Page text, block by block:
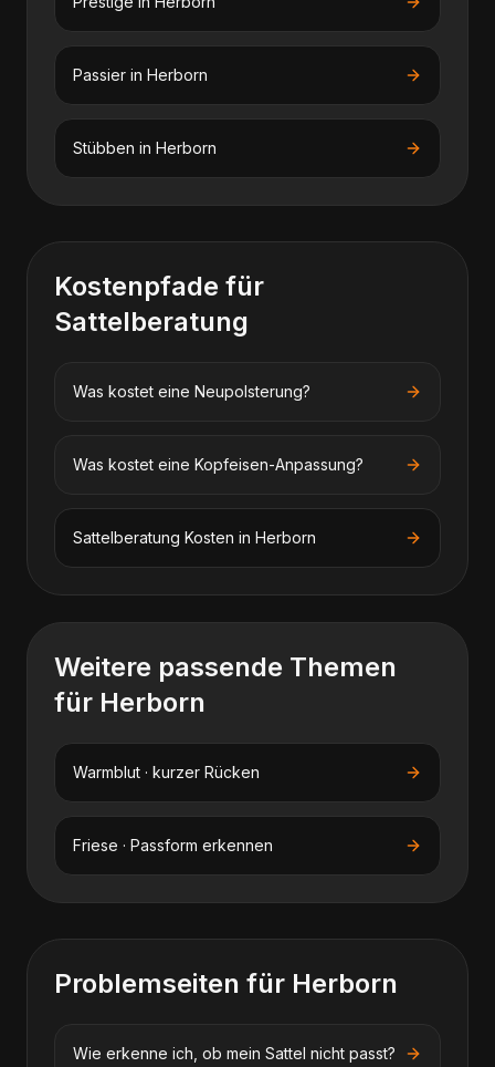
Passier in Herborn
Stübben in Herborn
Kostenpfade für
Sattelberatung
Was kostet eine Neupolsterung?
Was kostet eine Kopfeisen-Anpassung?
Sattelberatung Kosten in Herborn
Weitere passende Themen
für Herborn
Warmblut · kurzer Rücken
Friese · Passform erkennen
Problemseiten für Herborn
Wie erkenne ich, ob mein Sattel nicht passt?